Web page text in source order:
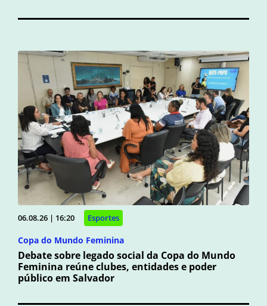
06.08.26 | 16:20 Esportes
Copa do Mundo Feminina
Debate sobre legado social da Copa do Mundo
Feminina reúne clubes, entidades e poder
público em Salvador